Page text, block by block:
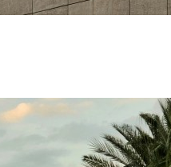
Камера Xiaomi С Двумя